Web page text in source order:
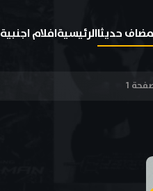
حديثاالرئيسيةافلام اجنبية
1